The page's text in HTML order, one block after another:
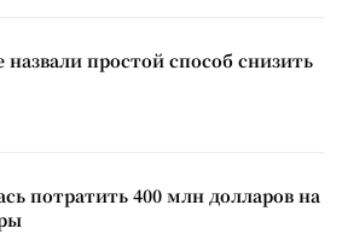
назвали простой способ снизить
потратить 400 млн долларов на